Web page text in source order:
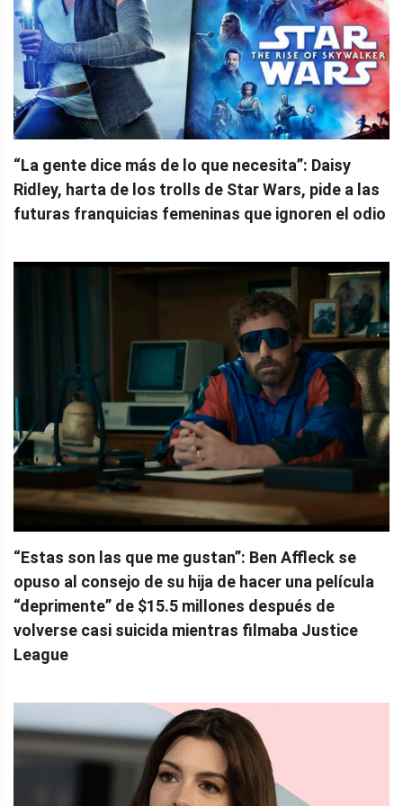
“La gente dice más de lo que necesita”: Daisy
Ridley, harta de los trolls de Star Wars, pide a las
futuras franquicias femeninas que ignoren el odio
“Estas son las que me gustan”: Ben Affleck se
opuso al consejo de su hija de hacer una película
“deprimente” de $15.5 millones después de
volverse casi suicida mientras filmaba Justice
League